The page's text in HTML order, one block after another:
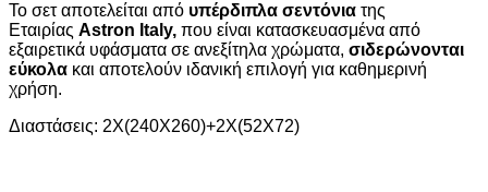
was:
37,00 €.
τιμή
είναι:
29,00 €.
Το σετ αποτελείται από υπέρδιπλα σεντόνια της
Εταιρίας Astron Italy, που είναι κατασκευασμένα από
εξαιρετικά υφάσματα σε ανεξίτηλα χρώματα, σιδερώνονται
εύκολα και αποτελούν ιδανική επιλογή για καθημερινή
χρήση.
Διαστάσεις: 2Χ(240X260)+2Χ(52Χ72)